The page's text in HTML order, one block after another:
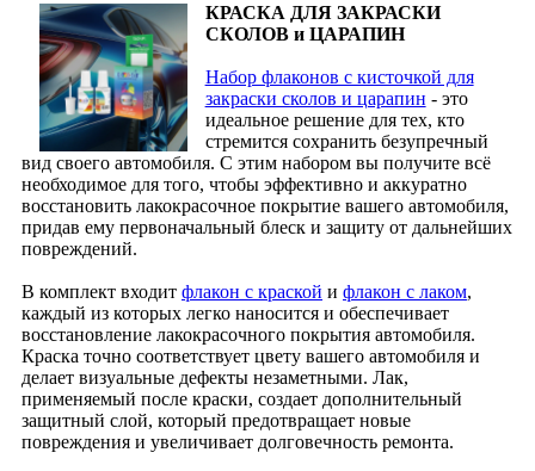
КРАСКА ДЛЯ ЗАКРАСКИ
СКОЛОВ и ЦАРАПИН
Набор флаконов с кисточкой для
закраски сколов и царапин - это
идеальное решение для тех, кто
стремится сохранить безупречный
вид своего автомобиля. С этим набором вы получите всё
необходимое для того, чтобы эффективно и аккуратно
восстановить лакокрасочное покрытие вашего автомобиля,
придав ему первоначальный блеск и защиту от дальнейших
повреждений.
В комплект входит флакон с краской и флакон с лаком,
каждый из которых легко наносится и обеспечивает
восстановление лакокрасочного покрытия автомобиля.
Краска точно соответствует цвету вашего автомобиля и
делает визуальные дефекты незаметными. Лак,
применяемый после краски, создает дополнительный
защитный слой, который предотвращает новые
повреждения и увеличивает долговечность ремонта.